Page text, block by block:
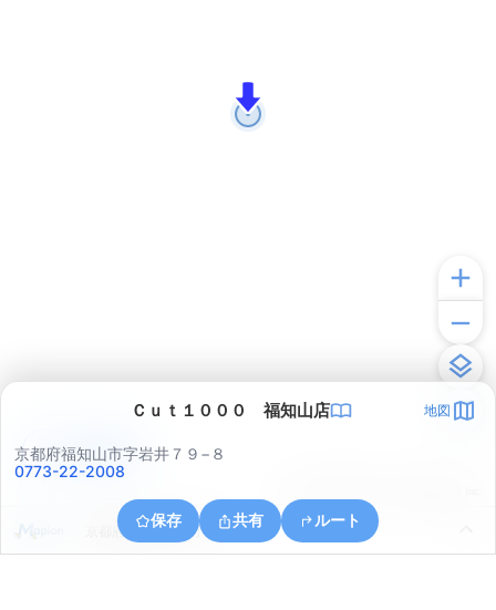
Ｃｕｔ１０００ 福知山店 地図
京都府福知山市字岩井７９−８
0773-22-2008
保存 共有 ルート
京都府福知山市上小田
アプリで見る